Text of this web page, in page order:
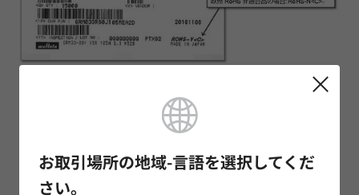
お取引場所の地域-言語を選択してくだ
さい。
ウェブサイト上での確認方法
当社のウェブサイトに掲載されている 製品カタログ
(PDFファイ
ル) およびプロダクトサーチエンジンで検索できる製品は欧州
RoHS対応品です。ただし、プロダクトサーチエンジン検索結果